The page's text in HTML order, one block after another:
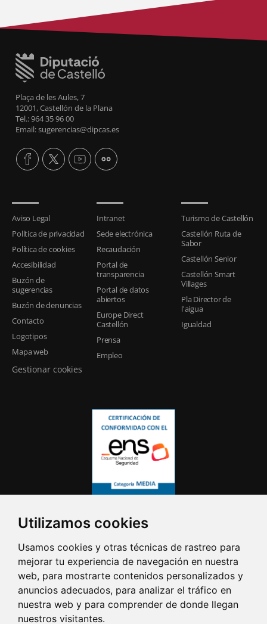
Utilizamos cookies
Usamos cookies y otras técnicas de rastreo para
mejorar tu experiencia de navegación en nuestra
web, para mostrarte contenidos personalizados y
anuncios adecuados, para analizar el tráfico en
nuestra web y para comprender de donde llegan
nuestros visitantes.
Plaça de les Aules, 7
12001, Castellón de la Plana
Tel.: 964 35 96 00
Email: sugerencias@dipcas.es
Aviso Legal
Política de privacidad
Política de cookies
Accesibilidad
Buzón de
sugerencias
Buzón de denuncias
Contacto
Logotipos
Mapa web
Gestionar cookies
Intranet
Sede electrónica
Recaudación
Portal de
transparencia
Portal de datos
abiertos
Europe Direct
Castellón
Prensa
Empleo
Turismo de Castellón
Castellón Ruta de
Sabor
Castellón Senior
Castellón Smart
Villages
Pla Director de
l'aigua
Igualdad